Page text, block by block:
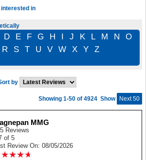
in
D E F G H I J K L M N
O
R S T U V W X Y Z
by
Show Next 50
Showing 1-50 of 4924
MMG
Reviews
of 5
Review On: 08/05/2026
★★★★
★★★★